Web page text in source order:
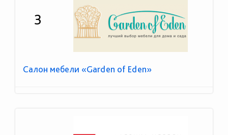
3
Салон мебели «Garden of Eden»